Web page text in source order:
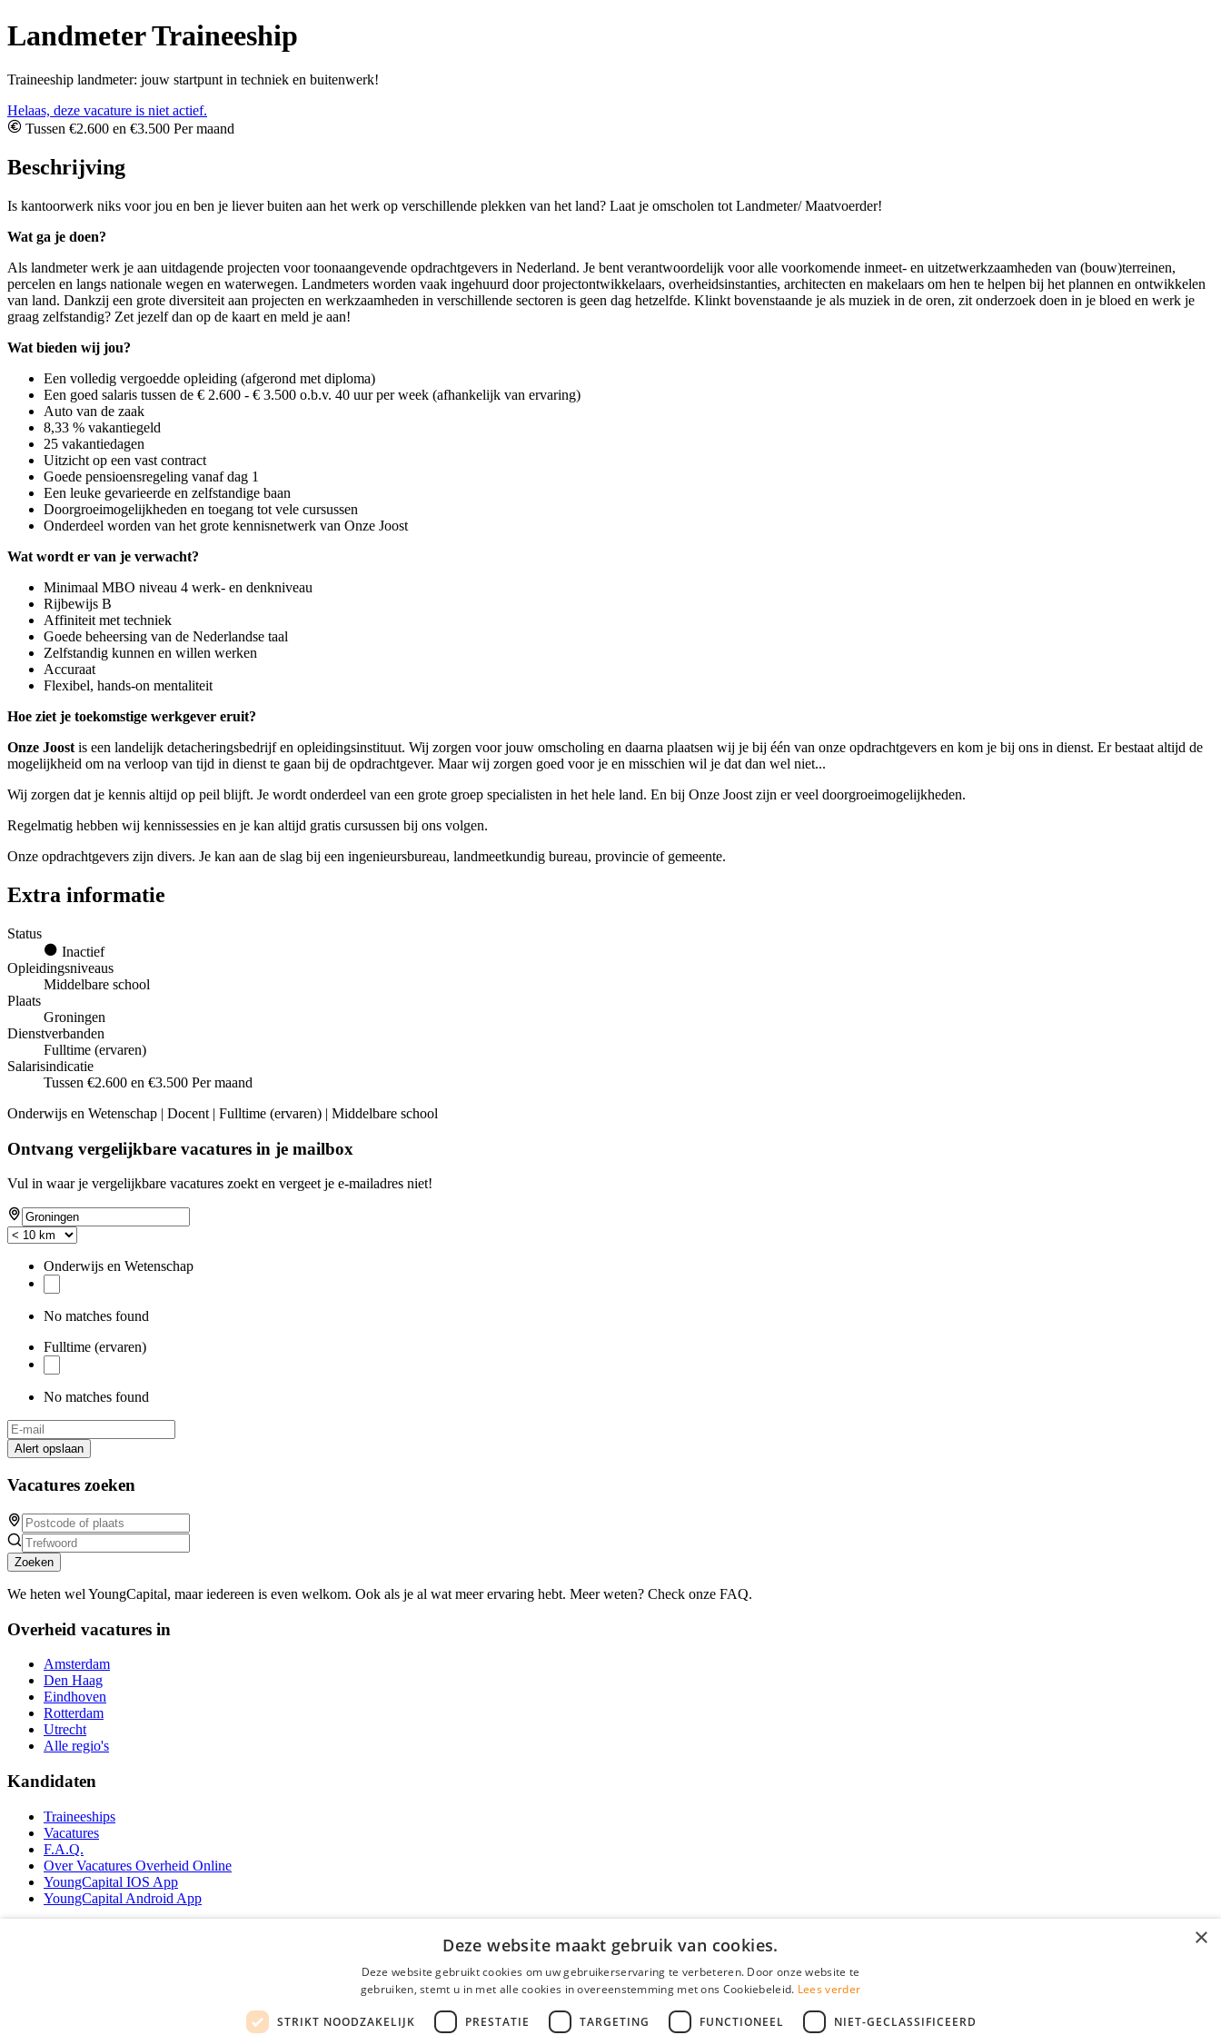
Landmeter Traineeship
Traineeship landmeter: jouw startpunt in techniek en buitenwerk!
Helaas, deze vacature is niet actief.
Tussen €2.600 en €3.500 Per maand
Beschrijving
Is kantoorwerk niks voor jou en ben je liever buiten aan het werk op verschillende plekken van het land? Laat je omscholen tot Landmeter/ Maatvoerder!
Wat ga je doen?
Als landmeter werk je aan uitdagende projecten voor toonaangevende opdrachtgevers in Nederland. Je bent verantwoordelijk voor alle voorkomende inmeet- en uitzetwerkzaamheden van (bouw)terreinen,
percelen en langs nationale wegen en waterwegen. Landmeters worden vaak ingehuurd door projectontwikkelaars, overheidsinstanties, architecten en makelaars om hen te helpen bij het plannen en ontwikkelen
van land. Dankzij een grote diversiteit aan projecten en werkzaamheden in verschillende sectoren is geen dag hetzelfde. Klinkt bovenstaande je als muziek in de oren, zit onderzoek doen in je bloed en werk je
graag zelfstandig? Zet jezelf dan op de kaart en meld je aan!
Wat bieden wij jou?
Een volledig vergoedde opleiding (afgerond met diploma)
Een goed salaris tussen de € 2.600 - € 3.500 o.b.v. 40 uur per week (afhankelijk van ervaring)
Auto van de zaak
8,33 % vakantiegeld
25 vakantiedagen
Uitzicht op een vast contract
Goede pensioensregeling vanaf dag 1
Een leuke gevarieerde en zelfstandige baan
Doorgroeimogelijkheden en toegang tot vele cursussen
Onderdeel worden van het grote kennisnetwerk van Onze Joost
Wat wordt er van je verwacht?
Minimaal MBO niveau 4 werk- en denkniveau
Rijbewijs B
Affiniteit met techniek
Goede beheersing van de Nederlandse taal
Zelfstandig kunnen en willen werken
Accuraat
Flexibel, hands-on mentaliteit
Hoe ziet je toekomstige werkgever eruit?
Onze Joost is een landelijk detacheringsbedrijf en opleidingsinstituut. Wij zorgen voor jouw omscholing en daarna plaatsen wij je bij één van onze opdrachtgevers en kom je bij ons in dienst. Er bestaat altijd de
mogelijkheid om na verloop van tijd in dienst te gaan bij de opdrachtgever. Maar wij zorgen goed voor je en misschien wil je dat dan wel niet...
Wij zorgen dat je kennis altijd op peil blijft. Je wordt onderdeel van een grote groep specialisten in het hele land. En bij Onze Joost zijn er veel doorgroeimogelijkheden.
Regelmatig hebben wij kennissessies en je kan altijd gratis cursussen bij ons volgen.
Onze opdrachtgevers zijn divers. Je kan aan de slag bij een ingenieursbureau, landmeetkundig bureau, provincie of gemeente.
Extra informatie
Status
Inactief
Opleidingsniveaus
Middelbare school
Plaats
Groningen
Dienstverbanden
Fulltime (ervaren)
Salarisindicatie
Tussen €2.600 en €3.500 Per maand
Onderwijs en Wetenschap | Docent | Fulltime (ervaren) | Middelbare school
Ontvang vergelijkbare vacatures in je mailbox
Vul in waar je vergelijkbare vacatures zoekt en vergeet je e-mailadres niet!
Onderwijs en Wetenschap
No matches found
Fulltime (ervaren)
No matches found
Alert opslaan
Vacatures zoeken
Zoeken
We heten wel YoungCapital, maar iedereen is even welkom. Ook als je al wat meer ervaring hebt. Meer weten? Check onze FAQ.
Overheid vacatures in
Amsterdam
Den Haag
Eindhoven
Rotterdam
Utrecht
Alle regio's
Kandidaten
Traineeships
Vacatures
F.A.Q.
Over Vacatures Overheid Online
YoungCapital IOS App
YoungCapital Android App
×
Deze website maakt gebruik van cookies.
Deze website gebruikt cookies om uw gebruikerservaring te verbeteren. Door onze website te
gebruiken, stemt u in met alle cookies in overeenstemming met ons Cookiebeleid. Lees verder
STRIKT NOODZAKELIJK PRESTATIE TARGETING FUNCTIONEEL NIET-GECLASSIFICEERD